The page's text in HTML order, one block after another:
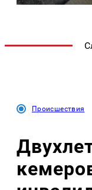
Происшествия